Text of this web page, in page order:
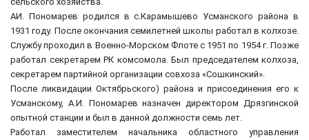
АИ. Пономарев родился в с.Карамышево Усманского района в
1931 году. После окончания семилетней школы работал в колхозе.
Службу проходил в Военно-Морском Флоте с 1951 по 1954 г. Позже
работал секретарем РК комсомола. Был председателем колхоза,
секретарем партийной организации совхоза «Сошкинский».
После ликвидации Октябрьского) района и присоединения его к
Усманскому, А.И. Пономарев назначен директором Дрязгинской
опытной станции и был в данной должности семь лет.
Работал заместителем начальника областного управления